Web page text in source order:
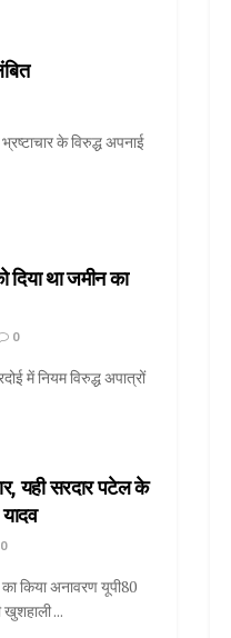
के विरुद्ध अपनाई
था जमीन का
0
में नियम विरुद्ध अपात्रों
यही सरदार पटेल के
0
किया अनावरण यूपी80
...